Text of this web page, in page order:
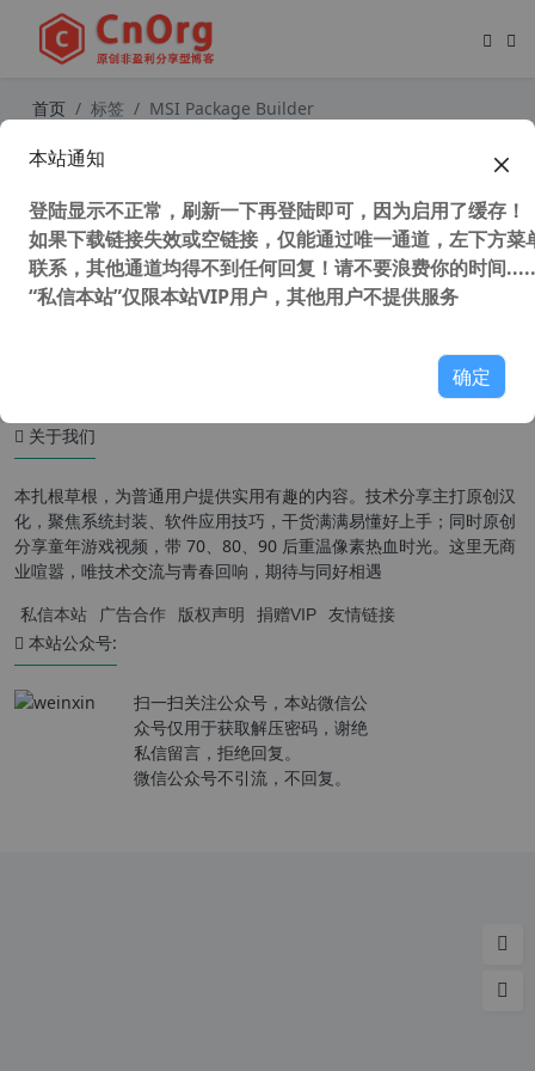
首页 标签 MSI Package Builder
独家汉化EMCO MSI Package Builde
2.9 中文企业版
关于我们
本扎根草根，为普通用户提供实用有趣的内容。技术分享主打原创汉
化，聚焦系统封装、软件应用技巧，干货满满易懂好上手；同时原创
分享童年游戏视频，带 70、80、90 后重温像素热血时光。这里无商
业喧嚣，唯技术交流与青春回响，期待与同好相遇
私信本站 广告合作 版权声明 捐赠VIP 友情链接
本站公众号:
扫一扫关注公众号，本站微信公
众号仅用于获取解压密码，谢绝
私信留言，拒绝回复。
微信公众号不引流，不回复。
本站通知
登陆显示不正常，刷新一下再登陆即可，因为启用了缓存！
如果下载链接失效或空链接，仅能通过唯一通道，左下方菜
联系，其他通道均得不到任何回复！请不要浪费你的时间
“私信本站”仅限本站VIP用户，其他用户不提供服务
确定